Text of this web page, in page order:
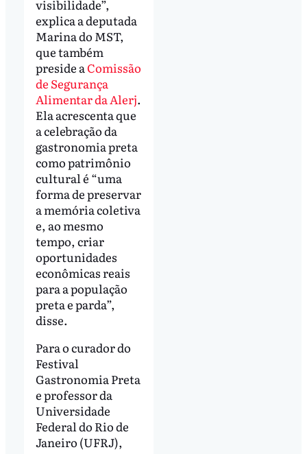
visibilidade”,
explica a deputada
Marina do MST,
que também
preside aComissão
de Segurança
Alimentar da Alerj.
Ela acrescenta que
a celebração da
gastronomia preta
como patrimônio
cultural é “uma
forma de preservar
a memória coletiva
e, ao mesmo
tempo, criar
oportunidades
econômicas reais
para a população
preta e parda”,
disse.
Para o curador do
Festival
Gastronomia Preta
e professor da
Universidade
Federal do Rio de
Janeiro (UFRJ),